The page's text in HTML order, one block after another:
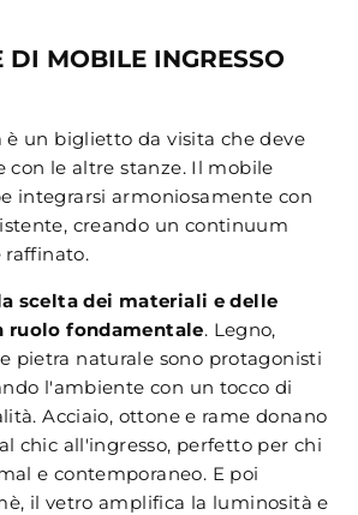
DI MOBILE INGRESSO
è un biglietto da visita che deve
con le altre stanze. Il mobile
integrarsi armoniosamente con
creando un continuum
raffinato.
scelta dei materiali e delle
ruolo fondamentale. Legno,
pietra naturale sono protagonisti
l'ambiente con un tocco di
Acciaio, ottone e rame donano
chic all'ingresso, perfetto per chi
e contemporaneo. E poi
il vetro amplifica la luminosità e